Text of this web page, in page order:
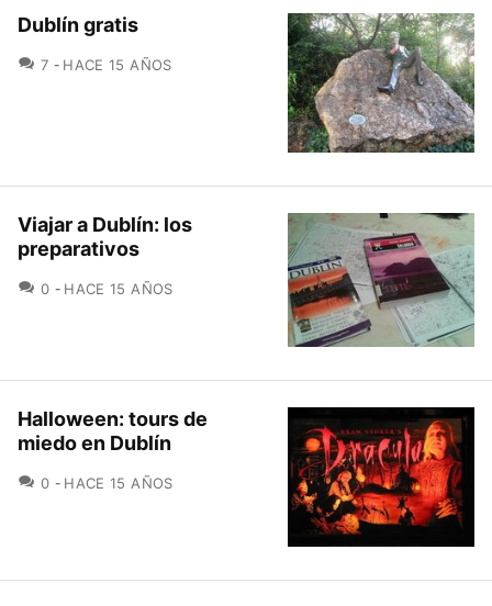
Dublín gratis
7 COMENTARIOS
HACE 15 AÑOS
Viajar a Dublín: los
preparativos
0 COMENTARIOS
HACE 15 AÑOS
Halloween: tours de
miedo en Dublín
0 COMENTARIOS
HACE 15 AÑOS